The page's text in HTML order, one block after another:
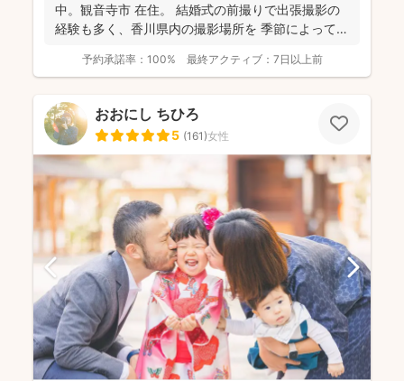
中。観音寺市 在住。 結婚式の前撮りで出張撮影の
経験も多く、香川県内の撮影場所を 季節によって最
予約承諾率： 100% 最終アクティブ： 7日以上前
おおにし ちひろ
5 (161)女性